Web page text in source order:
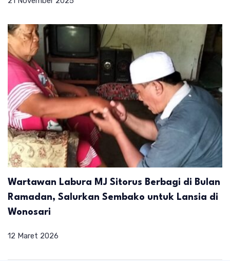
Wartawan Labura MJ Sitorus Berbagi di Bulan
Ramadan, Salurkan Sembako untuk Lansia di
Wonosari
12 Maret 2026